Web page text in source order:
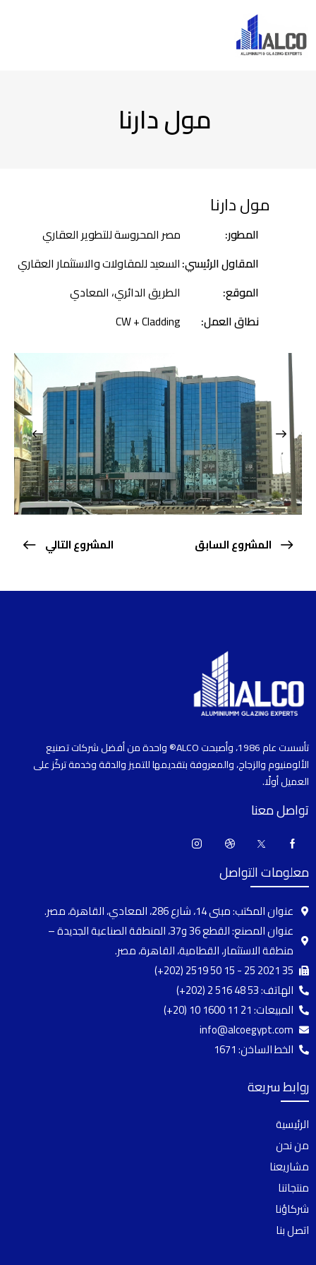
مول دارنا
مول دارنا
المطور:
مصر المحروسة للتطوير العقاري
المقاول الرئيسي:السعيد للمقاولات والاستثمار العقاري
الموقع:
الطريق الدائري، المعادي
نطاق العمل:
CW + Cladding
المشروع السابق المشروع التالي
تأسست عام 1986، وأصبحت ALCO® واحدة من أفضل شركات تصنيع
الألومنيوم والزجاج، والمعروفة بتقديمها للتميز والدقة وخدمة تركّز على
العميل أولًا.
تواصل معنا
معلومات التواصل
عنوان المكتب: مبنى 14، شارع 286، المعادي، القاهرة، مصر.
عنوان المصنع: القطع 36 و37، المنطقة الصناعية الجديدة –
منطقة الاستثمار، القطامية، القاهرة، مصر.
(+202) 2519 50 15 - 25 2021 35
الهاتف:(+202) 2 516 48 53
المبيعات:(+20) 10 1600 11 21
info@alcoegypt.com
الخط الساخن: 1671
روابط سريعة
الرئيسية
من نحن
مشاريعنا
منتجاتنا
شركاؤنا
اتصل بنا